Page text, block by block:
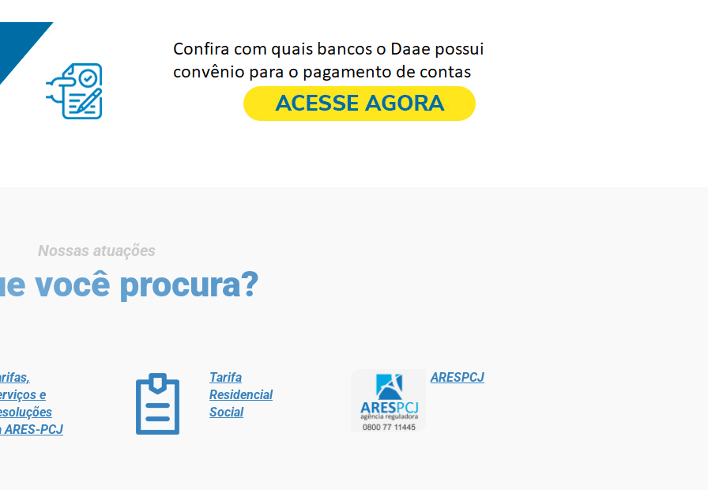
Nossas atuações
você procura?
e
ARES-PCJ
Tarifa
Residencial
Social
ARESPCJ